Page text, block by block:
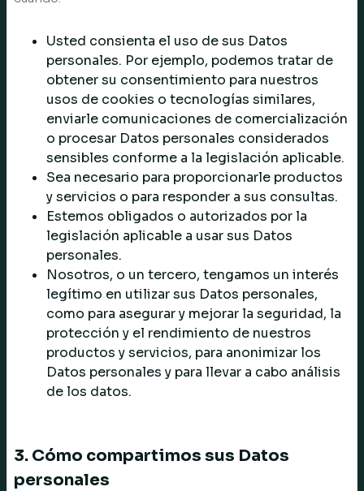
Usted consienta el uso de sus Datos
personales. Por ejemplo, podemos tratar de
obtener su consentimiento para nuestros
usos de cookies o tecnologías similares,
enviarle comunicaciones de comercialización
o procesar Datos personales considerados
sensibles conforme a la legislación aplicable.
Sea necesario para proporcionarle productos
y servicios o para responder a sus consultas.
Estemos obligados o autorizados por la
legislación aplicable a usar sus Datos
personales.
Nosotros, o un tercero, tengamos un interés
legítimo en utilizar sus Datos personales,
como para asegurar y mejorar la seguridad, la
protección y el rendimiento de nuestros
productos y servicios, para anonimizar los
Datos personales y para llevar a cabo análisis
de los datos.
3. Cómo compartimos sus Datos
personales